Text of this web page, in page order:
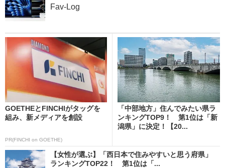
Fav-Log
GOETHEとFINCHIがタッグを
組み、新メディアを創設
PR(FINCHI on GOETHE)
「中部地方」住んでみたい県ラ
ンキングTOP9！ 第1位は「新
潟県」に決定！【20...
【女性が選ぶ】「西日本で住みやすいと思う府県」
ランキングTOP22！ 第1位は「...